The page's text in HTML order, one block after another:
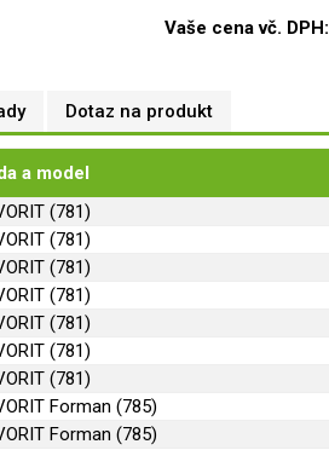
Vaše cena vč. DPH:
Dotaz na produkt
a model
(781)
(781)
(781)
(781)
(781)
(781)
(781)
Forman (785)
Forman (785)